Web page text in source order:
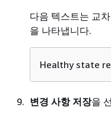
다음 텍스트는 교
을 나타냅니다.
Healthy state
변경 사항 저장을